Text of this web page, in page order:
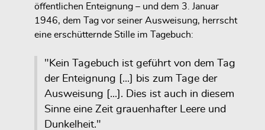
öffentlichen Enteignung – und dem 3. Januar
1946, dem Tag vor seiner Ausweisung, herrscht
eine erschütternde Stille im Tagebuch:
"Kein Tagebuch ist geführt von dem Tag
der Enteignung [...] bis zum Tage der
Ausweisung [...]. Dies ist auch in diesem
Sinne eine Zeit grauenhafter Leere und
Dunkelheit."